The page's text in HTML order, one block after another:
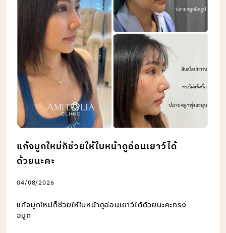
แก้จมูกใหม่ก็ช่วยให้ใบหน้าดูอ่อนเยาว์ได้
ด้วยนะคะ
04/08/2026
แก้จมูกใหม่ก็ช่วยให้ใบหน้าดูอ่อนเยาว์ได้ด้วยนะคะทรง
จมูก